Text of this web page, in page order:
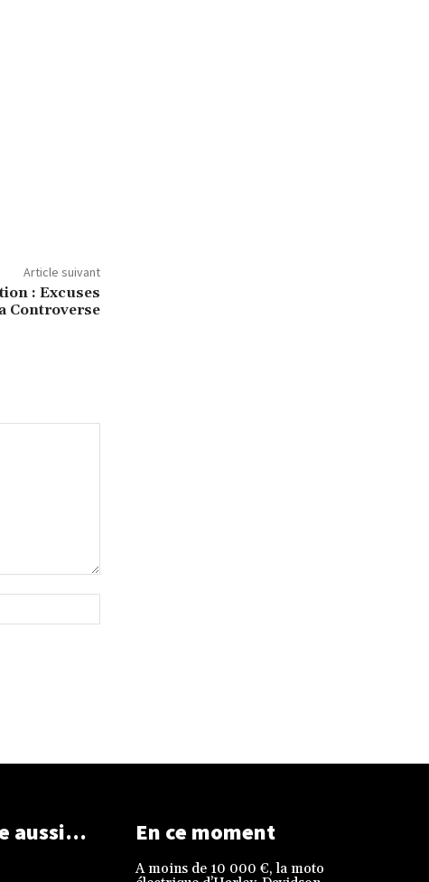
Article suivant
: Excuses
Controverse
:
aussi… En ce moment
A moins de 10 000 €, la moto